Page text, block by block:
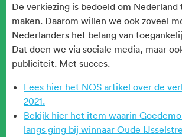
De verkiezing is bedoeld om
maken. Daarom willen we ook zoveel
Nederlanders het belang van
Dat doen we via sociale media, maar
publiciteit. Met succes.
Lees hier het NOS artikel over de
2021.
Bekijk hier het item waarin
langs ging bij winnaar Oude